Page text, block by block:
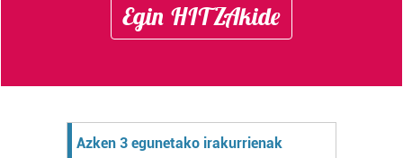
Egin HITZAkide
Azken 3 egunetako irakurrienak